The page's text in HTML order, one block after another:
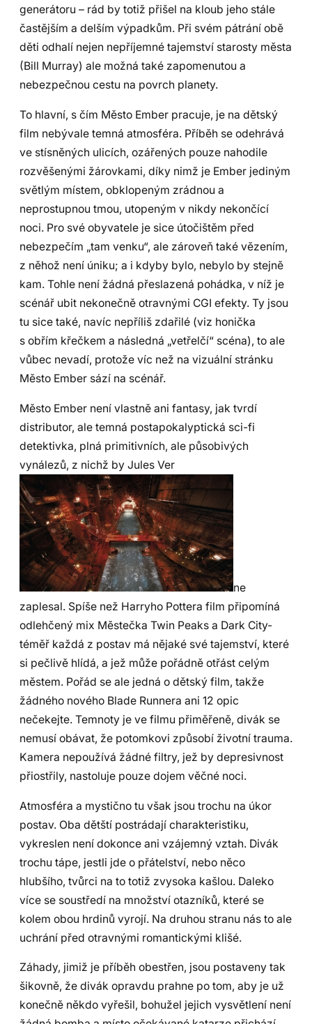
generátoru – rád by totiž přišel na kloub jeho stále
častějším a delším výpadkům. Při svém pátrání obě
děti odhalí nejen nepříjemné tajemství starosty města
(Bill Murray) ale možná také zapomenutou a
nebezpečnou cestu na povrch planety.
To hlavní, s čím Město Ember pracuje, je na dětský
film nebývale temná atmosféra. Příběh se odehrává
ve stísněných ulicích, ozářených pouze nahodile
rozvěšenými žárovkami, díky nimž je Ember jediným
světlým místem, obklopeným zrádnou a
neprostupnou tmou, utopeným v nikdy nekončící
noci. Pro své obyvatele je sice útočištěm před
nebezpečím „tam venku“, ale zároveň také vězením,
z něhož není úniku; a i kdyby bylo, nebylo by stejně
kam. Tohle není žádná přeslazená pohádka, v níž je
scénář ubit nekonečně otravnými CGI efekty. Ty jsou
tu sice také, navíc nepříliš zdařilé (viz honička
s obřím křečkem a následná „vetřelčí“ scéna), to ale
vůbec nevadí, protože víc než na vizuální stránku
Město Ember sází na scénář.
Město Ember není vlastně ani fantasy, jak tvrdí
distributor, ale temná postapokalyptická sci-fi
detektivka, plná primitivních, ale působivých
vynálezů, z nichž by Jules Ver
ne
zaplesal. Spíše než Harryho Pottera film připomíná
odlehčený mix Městečka Twin Peaks a Dark City-
téměř každá z postav má nějaké své tajemství, které
si pečlivě hlídá, a jež může pořádně otřást celým
městem. Pořád se ale jedná o dětský film, takže
žádného nového Blade Runnera ani 12 opic
nečekejte. Temnoty je ve filmu přiměřeně, divák se
nemusí obávat, že potomkovi způsobí životní trauma.
Kamera nepoužívá žádné filtry, jež by depresivnost
přiostřily, nastoluje pouze dojem věčné noci.
Atmosféra a mystično tu však jsou trochu na úkor
postav. Oba dětští postrádají charakteristiku,
vykreslen není dokonce ani vzájemný vztah. Divák
trochu tápe, jestli jde o přátelství, nebo něco
hlubšího, tvůrci na to totiž zvysoka kašlou. Daleko
více se soustředí na množství otazníků, které se
kolem obou hrdinů vyrojí. Na druhou stranu nás to ale
uchrání před otravnými romantickými klišé.
Záhady, jimiž je příběh obestřen, jsou postaveny tak
šikovně, že divák opravdu prahne po tom, aby je už
konečně někdo vyřešil, bohužel jejich vysvětlení není